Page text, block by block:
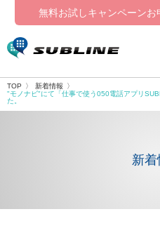
無料お試しキャンペーンお
TOP
新着情報
"モノナビ"にて「仕事で使う050電話アプリ
た。
新着